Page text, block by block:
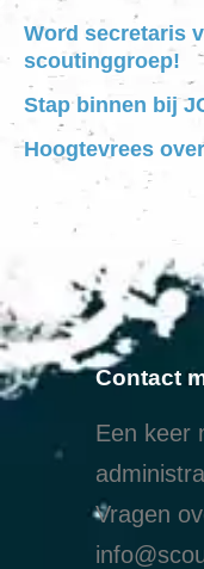
Word secretaris
scoutinggroep!
Stap binnen bij
Hoogtevrees
Contact
Een keer
Vragen